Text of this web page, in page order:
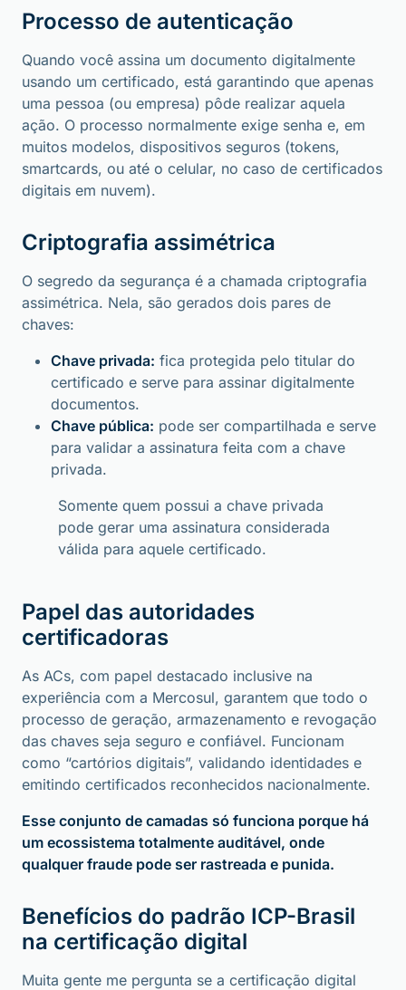
Processo de autenticação
Quando você assina um documento digitalmente
usando um certificado, está garantindo que apenas
uma pessoa (ou empresa) pôde realizar aquela
ação. O processo normalmente exige senha e, em
muitos modelos, dispositivos seguros (tokens,
smartcards, ou até o celular, no caso de certificados
digitais em nuvem).
Criptografia assimétrica
O segredo da segurança é a chamada criptografia
assimétrica. Nela, são gerados dois pares de
chaves:
Chave privada: fica protegida pelo titular do
certificado e serve para assinar digitalmente
documentos.
Chave pública: pode ser compartilhada e serve
para validar a assinatura feita com a chave
privada.
Somente quem possui a chave privada
pode gerar uma assinatura considerada
válida para aquele certificado.
Papel das autoridades
certificadoras
As ACs, com papel destacado inclusive na
experiência com a Mercosul, garantem que todo o
processo de geração, armazenamento e revogação
das chaves seja seguro e confiável. Funcionam
como “cartórios digitais”, validando identidades e
emitindo certificados reconhecidos nacionalmente.
Esse conjunto de camadas só funciona porque há
um ecossistema totalmente auditável, onde
qualquer fraude pode ser rastreada e punida.
Benefícios do padrão ICP-Brasil
na certificação digital
Muita gente me pergunta se a certificação digital